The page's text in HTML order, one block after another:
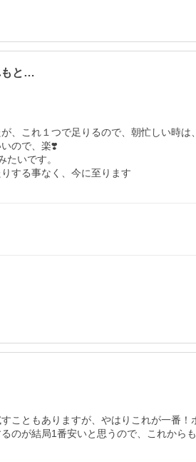
もと…
、これ１つで足りるので、朝忙しい時は
ので、楽❣️
いです。
する事なく、今に至ります
こともありますが、やはりこれが一番